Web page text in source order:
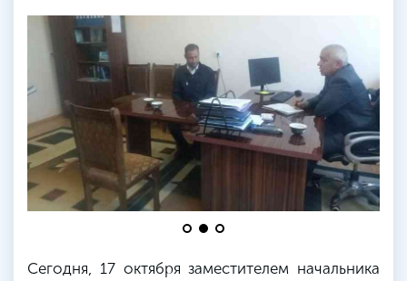
Сегодня, 17 октября заместителем начальника